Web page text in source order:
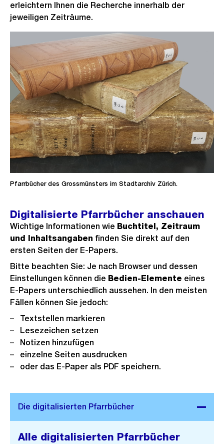
erleichtern Ihnen die Recherche innerhalb der
jeweiligen Zeiträume.
Pfarrbücher des Grossmünsters im Stadtarchiv Zürich.
Digitalisierte Pfarrbücher anschauen
Wichtige Informationen wie Buchtitel, Zeitraum
und Inhaltsangaben finden Sie direkt auf den
ersten Seiten der E-Papers.
Bitte beachten Sie: Je nach Browser und dessen
Einstellungen können die Bedien-Elemente eines
E-Papers unterschiedlich aussehen. In den meisten
Fällen können Sie jedoch:
Textstellen markieren
Lesezeichen setzen
Notizen hinzufügen
einzelne Seiten ausdrucken
oder das E-Paper als PDF speichern.
Alle digitalisierten Pfarrbücher